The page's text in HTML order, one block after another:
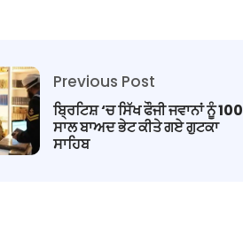
Previous Post
ਬ੍ਰਿਟਿਸ਼ ‘ਚ ਸਿੱਖ ਫੌਜੀ ਜਵਾਨਾਂ ਨੂੰ 100
ਸਾਲ ਬਾਅਦ ਭੇਟ ਕੀਤੇ ਗਏ ਗੁਟਕਾ
ਸਾਹਿਬ